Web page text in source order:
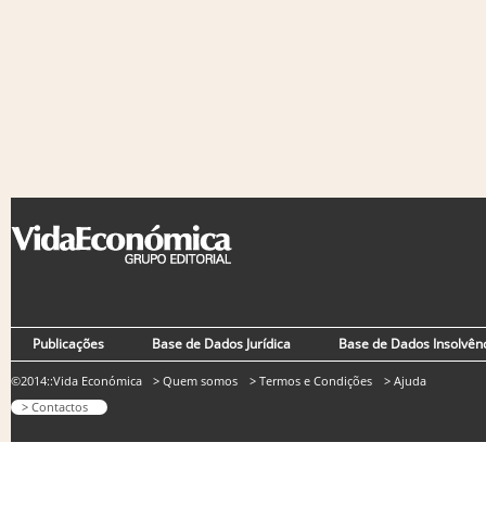
Publicações Base de Dados Jurídica Base de Dados
©2014::Vida Económica
> Contactos
> Quem somos > Termos e Condições > Ajuda